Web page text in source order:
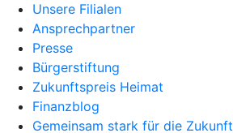
Unsere Filialen
Ansprechpartner
Presse
Bürgerstiftung
Zukunftspreis Heimat
Finanzblog
Gemeinsam stark für die Zukunft